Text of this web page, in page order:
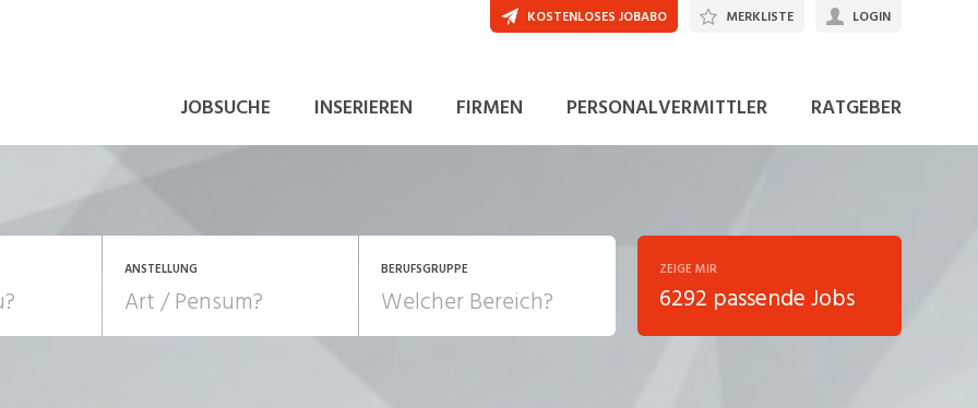
JOBSUCHE INSERIEREN FIRMEN PERSONALVERMITTLER RATGEBER
KOSTENLOSES JOBABO MERKLISTE LOGIN
ANSTELLUNG BERUFSGRUPPE ZEIGE MIR
6292 passende Jobs
JETZT BEWERBEN